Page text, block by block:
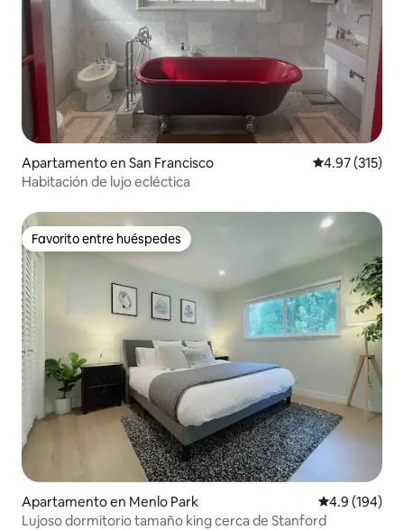
Apartamento en San Francisco Calificación
4.97 (315)
Habitación de lujo ecléctica
Favorito entre huéspedes
Favorito entre huéspedes
Apartamento en Menlo Park Calificación
4.9 (194)
Lujoso dormitorio tamaño king cerca de Stanford